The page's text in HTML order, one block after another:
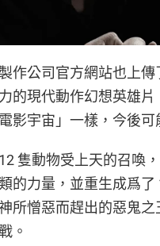
製作公司官方網站也上
力的現代動作幻想英雄
電影宇宙」一樣，今後可
12 隻動物受上天的召喚
的力量，並重生成爲
所憎惡而趕出的惡鬼
。